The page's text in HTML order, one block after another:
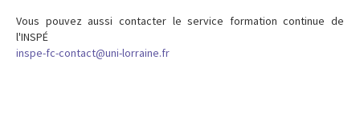
Vous pouvez aussi contacter le service formation continue de
l'INSPÉ
inspe-fc-contact@uni-lorraine.fr